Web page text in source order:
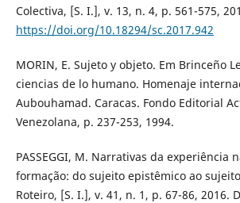
Colectiva, [S. I.], v. 13, n. 4, p. 561-575,
https://doi.org/10.18294/sc.2017.942
MORIN, E. Sujeto y objeto. Em Brinceño
ciencias de lo humano. Homenaje
Aubouhamad. Caracas. Fondo Editorial
Venezolana, p. 237-253, 1994.
PASSEGGI, M. Narrativas da experiência
formação: do sujeito epistêmico ao
Roteiro, [S. I.], v. 41, n. 1, p. 67-86, 2016.